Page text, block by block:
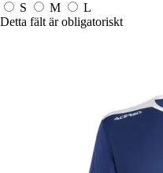
S M
L
Detta fält är obligatoriskt